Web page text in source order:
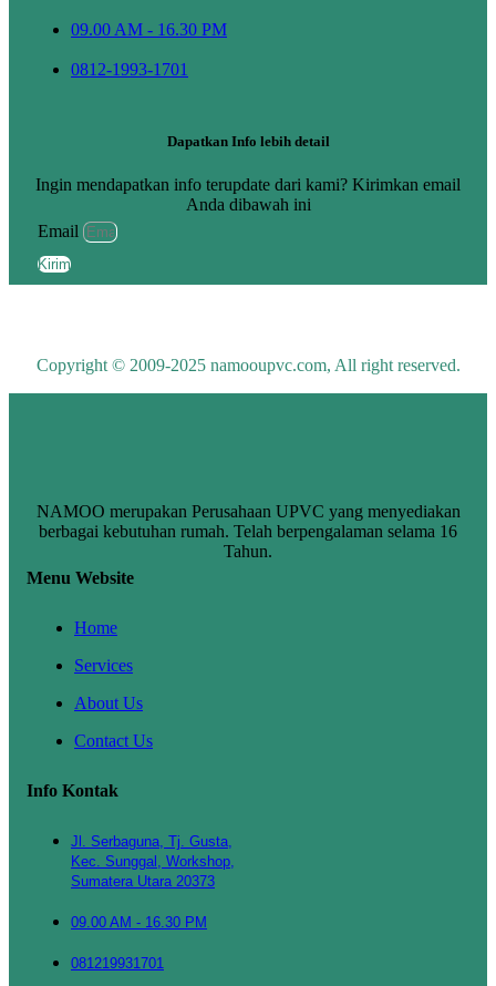
09.00 AM - 16.30 PM
0812-1993-1701
Dapatkan Info lebih detail
Ingin mendapatkan info terupdate dari kami? Kirimkan email
Anda dibawah ini
Email
Kirim
Copyright © 2009-2025 namooupvc.com, All right reserved.
NAMOO merupakan Perusahaan UPVC yang menyediakan
berbagai kebutuhan rumah. Telah berpengalaman selama 16
Tahun.
Menu Website
Home
Services
About Us
Contact Us
Info Kontak
Jl. Serbaguna, Tj. Gusta,
Kec. Sunggal, Workshop,
Sumatera Utara 20373
09.00 AM - 16.30 PM
081219931701